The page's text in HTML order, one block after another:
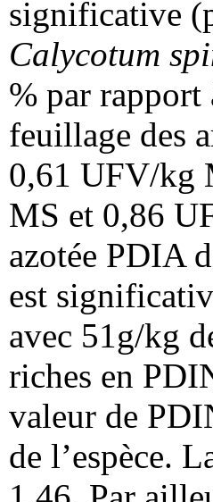
significative
Calycotum
% par rapport
feuillage des
0,61 UFV/kg
MS et 0,86
azotée PDIA
est
avec 51g/kg
riches en
valeur de
de l’espèce.